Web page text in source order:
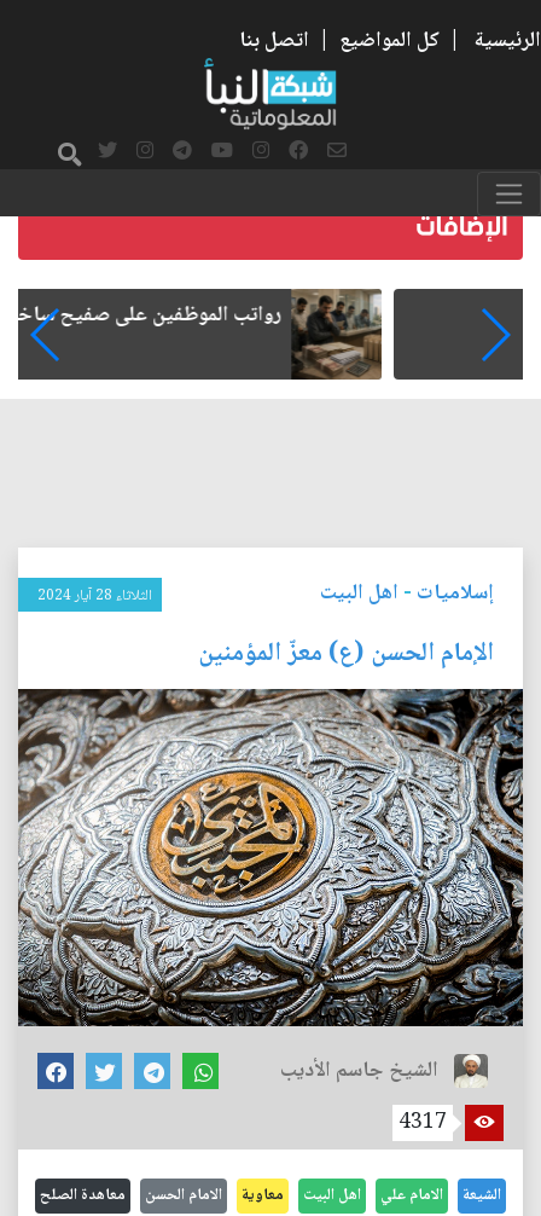
الرئيسية | كل المواضيع | اتصل بنا
رواتب الموظفين على صفيح ساخن
إسلاميات - اهل البيت الثلاثاء 28 آيار 2024
الإمام الحسن (ع) معزّ المؤمنين
الشيخ جاسم الأديب
4317
الشيعة الامام علي اهل البيت معاوية الامام الحسن معاهدة الصلح